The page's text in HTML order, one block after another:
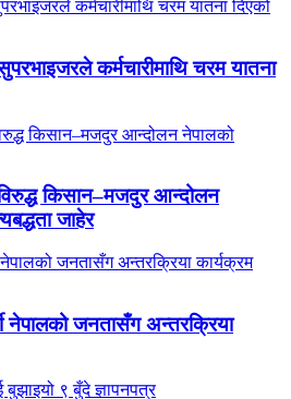
कर्मचारीमाथि चरम यातना
किसान–मजदुर आन्दोलन
जाहेर
नेपालको जनतासँग अन्तरक्रिया